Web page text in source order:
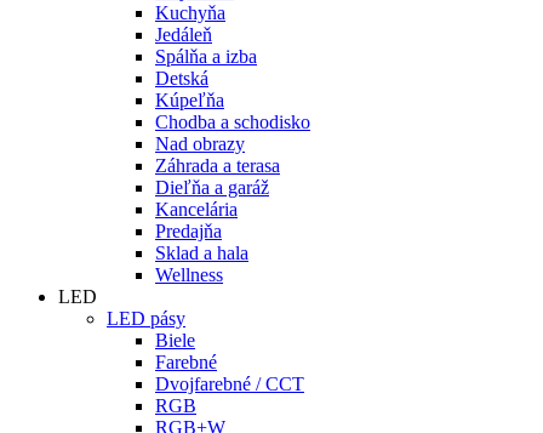
Kuchyňa
Jedáleň
Spálňa a izba
Detská
Kúpeľňa
Chodba a schodisko
Nad obrazy
Záhrada a terasa
Dieľňa a garáž
Kancelária
Predajňa
Sklad a hala
Wellness
LED
LED pásy
Biele
Farebné
Dvojfarebné / CCT
RGB
RGB+W